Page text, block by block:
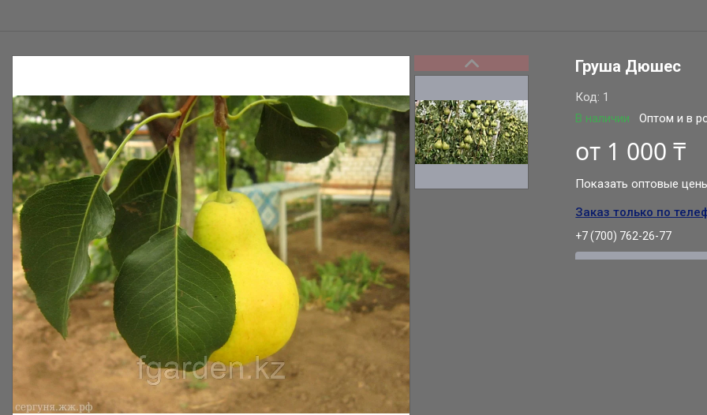
Груша Дюшес
В наличии Оптом и в
Код: 1
от 1 000 ₸
Показать оптовые
Заказ только по
+7 (700) 762-26-77